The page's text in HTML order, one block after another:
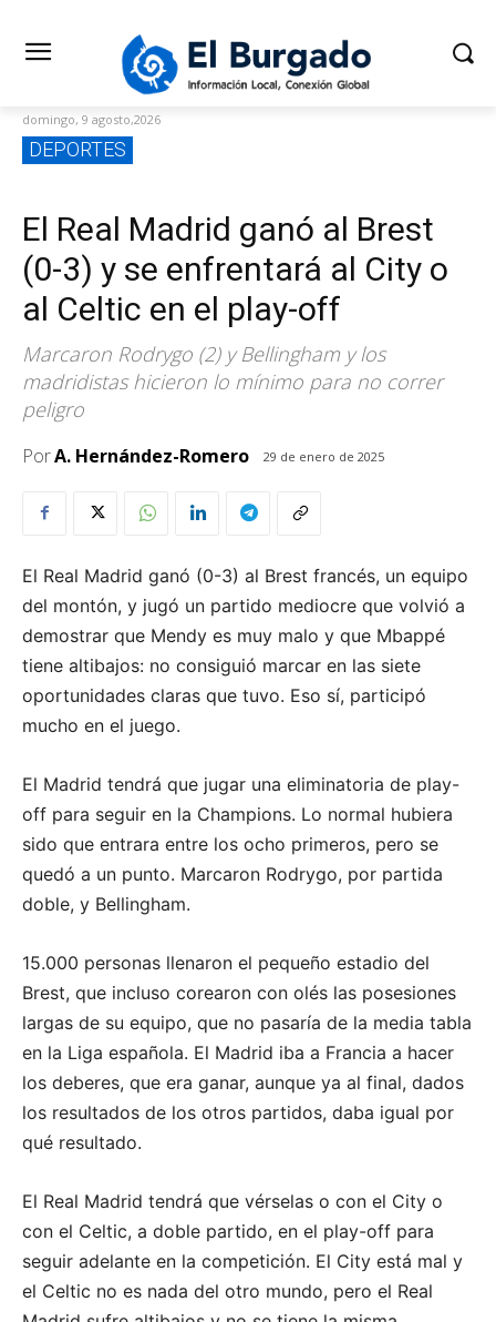
domingo, 9 agosto,2026
DEPORTES
El Real Madrid ganó al Brest
(0-3) y se enfrentará al City o
al Celtic en el play-off
Marcaron Rodrygo (2) y Bellingham y los
madridistas hicieron lo mínimo para no correr
peligro
PorA. Hernández-Romero 29 de enero de 2025
El Real Madrid ganó (0-3) al Brest francés, un equipo
del montón, y jugó un partido mediocre que volvió a
demostrar que Mendy es muy malo y que Mbappé
tiene altibajos: no consiguió marcar en las siete
oportunidades claras que tuvo. Eso sí, participó
mucho en el juego.
El Madrid tendrá que jugar una eliminatoria de play-
off para seguir en la Champions. Lo normal hubiera
sido que entrara entre los ocho primeros, pero se
quedó a un punto. Marcaron Rodrygo, por partida
doble, y Bellingham.
15.000 personas llenaron el pequeño estadio del
Brest, que incluso corearon con olés las posesiones
largas de su equipo, que no pasaría de la media tabla
en la Liga española. El Madrid iba a Francia a hacer
los deberes, que era ganar, aunque ya al final, dados
los resultados de los otros partidos, daba igual por
qué resultado.
El Real Madrid tendrá que vérselas o con el City o
con el Celtic, a doble partido, en el play-off para
seguir adelante en la competición. El City está mal y
el Celtic no es nada del otro mundo, pero el Real